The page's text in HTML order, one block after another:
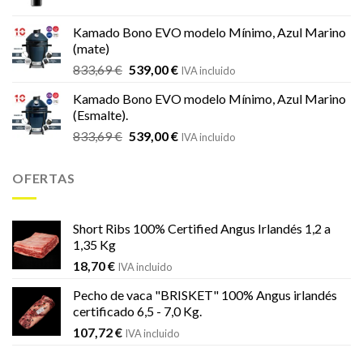
era:
es:
Kamado Bono EVO modelo Mínimo, Azul Marino
(mate)
833,69€ El
original
era:
833,69 €.
539,00€El
actual
539,00 €.
IVA incluido
Kamado Bono EVO modelo Mínimo, Azul Marino
(Esmalte).
833,69€ El
539,00€ElIVA incluido
OFERTAS
Short Ribs 100% Certified Angus Irlandés 1,2 a
1,35 Kg
18,70€ IVA incluido
Pecho de vaca "BRISKET" 100% Angus irlandés
certificado 6,5 - 7,0 Kg.
107,72€ IVA incluido